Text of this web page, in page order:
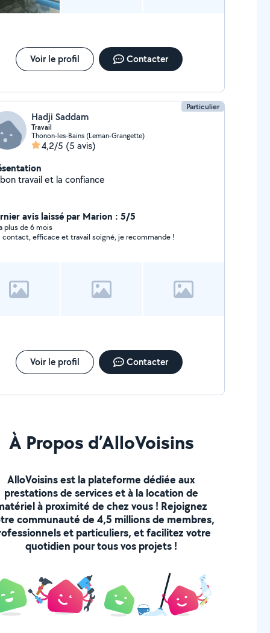
Voir le profil Contacter
Particulier
Hadji Saddam
Travail
Thonon-les-Bains (Leman-Grangette)
4,2/5 (5 avis)
travail et la confiance
avis laissé par Marion : 5/5
plus de 6 mois
contact, efficace et travail soigné, je recommande !
Voir le profil Contacter
À Propos d’AlloVoisins
AlloVoisins est la plateforme dédiée aux
prestations de services et à la location de
à proximité de chez vous ! Rejoignez
communauté de 4,5 millions de membres,
et particuliers, et facilitez votre
quotidien pour tous vos projets !